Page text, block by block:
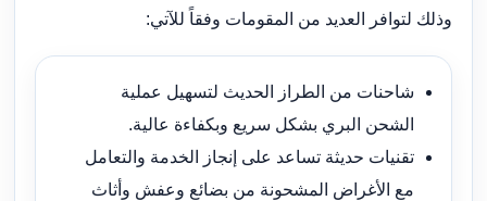
وذلك لتوافر العديد من المقومات وفقاً للآتي:
شاحنات من الطراز الحديث لتسهيل عملية
الشحن البري بشكل سريع وبكفاءة عالية.
تقنيات حديثة تساعد على إنجاز الخدمة والتعامل
مع الأغراض المشحونة من بضائع وعفش وأثاث